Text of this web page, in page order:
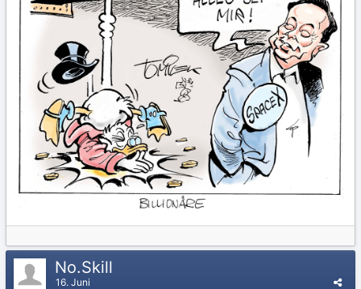
No.Skill
16. Juni